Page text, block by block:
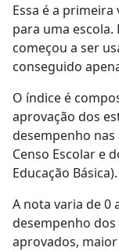
Essa é a
para uma
começou a ser
conseguido
O índice é
aprovação dos
desempenho nas
Censo Escolar e
Educação Básica).
A nota varia de 0
desempenho
aprovados,